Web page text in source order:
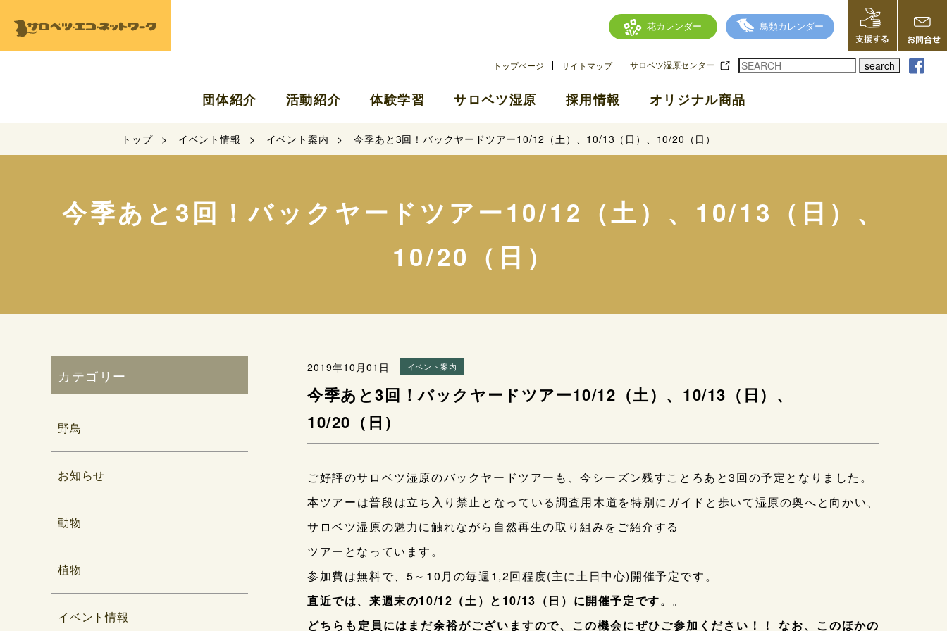
花カレンダー 鳥類カレンダー
トップページ サイトマップ サロベツ湿原センター search
団体紹介 活動紹介 体験学習 サロベツ湿原 採用情報 オリジナル商品
トップ イベント情報 イベント案内 今季あと3回！バックヤードツアー10/12（土）、10/13（日）、10/20（日）
今季あと3回！バックヤードツアー10/12（土）、10/13（日）、
10/20（日）
2019年10月01日 イベント案内
今季あと3回！バックヤードツアー10/12（土）、10/13（日）、
10/20（日）
ご好評のサロベツ湿原のバックヤードツアーも、今シーズン残すことろあと3回の予定となりました。
本ツアーは普段は立ち入り禁止となっている調査用木道を特別にガイドと歩いて湿原の奥へと向かい、
サロベツ湿原の魅力に触れながら自然再生の取り組みをご紹介する
ツアーとなっています。
参加費は無料で、5～10月の毎週1,2回程度(主に土日中心)開催予定です。
直近では、来週末の10/12（土）と10/13（日）に開催予定です。 。
どちらも定員にはまだ余裕がございますので、この機会にぜひご参加ください！！
なお、このほかの
カテゴリー
野鳥
お知らせ
動物
植物
イベント情報